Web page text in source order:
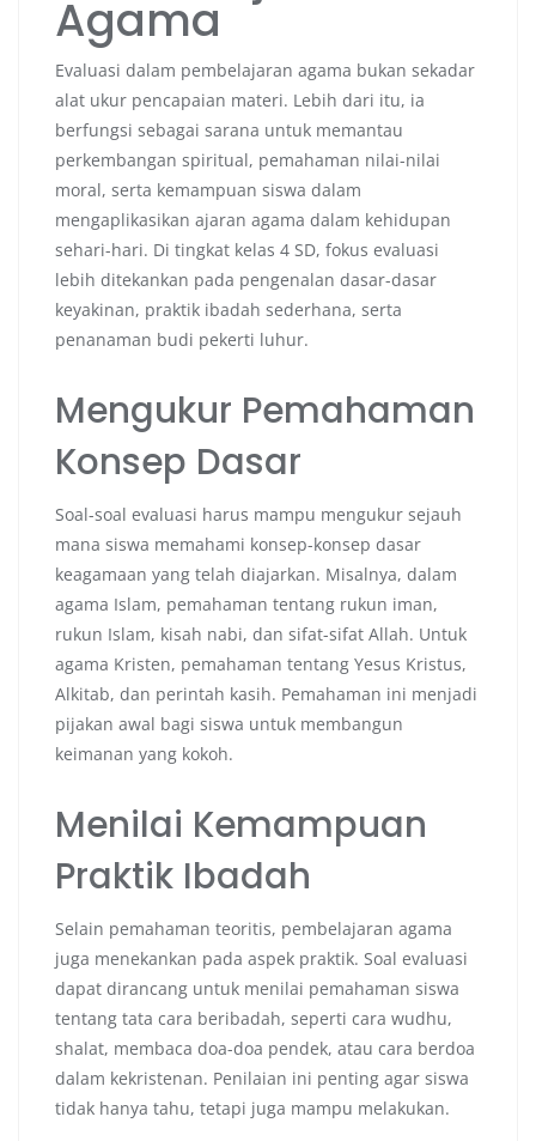
Agama
Evaluasi dalam pembelajaran agama bukan sekadar
alat ukur pencapaian materi. Lebih dari itu, ia
berfungsi sebagai sarana untuk memantau
perkembangan spiritual, pemahaman nilai-nilai
moral, serta kemampuan siswa dalam
mengaplikasikan ajaran agama dalam kehidupan
sehari-hari. Di tingkat kelas 4 SD, fokus evaluasi
lebih ditekankan pada pengenalan dasar-dasar
keyakinan, praktik ibadah sederhana, serta
penanaman budi pekerti luhur.
Mengukur Pemahaman
Konsep Dasar
Soal-soal evaluasi harus mampu mengukur sejauh
mana siswa memahami konsep-konsep dasar
keagamaan yang telah diajarkan. Misalnya, dalam
agama Islam, pemahaman tentang rukun iman,
rukun Islam, kisah nabi, dan sifat-sifat Allah. Untuk
agama Kristen, pemahaman tentang Yesus Kristus,
Alkitab, dan perintah kasih. Pemahaman ini menjadi
pijakan awal bagi siswa untuk membangun
keimanan yang kokoh.
Menilai Kemampuan
Praktik Ibadah
Selain pemahaman teoritis, pembelajaran agama
juga menekankan pada aspek praktik. Soal evaluasi
dapat dirancang untuk menilai pemahaman siswa
tentang tata cara beribadah, seperti cara wudhu,
shalat, membaca doa-doa pendek, atau cara berdoa
dalam kekristenan. Penilaian ini penting agar siswa
tidak hanya tahu, tetapi juga mampu melakukan.